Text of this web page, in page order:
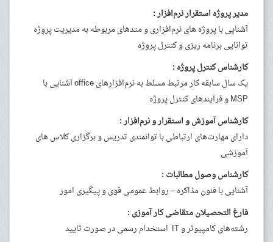
مدیر پروژه استقرار نرم‌افزار :
آشنایی با پروژه های نرم‌افزاری و متدهای مربوطه به مدیریت پروژه
توانایی برنامه ریزی و کنترل پروژه
کارشناس کنترل پروژه :
یک سال سابقه کار مرتبط مسلط به نرم‌افزارهای office آشنایی با
MSP و فرآیندهای کنترل پروژه
کارشناس آموزش و استقرار و نرم‌افزار :
دارای مهارت‌های ارتباطی با توانمندی تدریس و برگزاری کلاس های
آموزشی
کارشناس وصول مطالبات :
آشنایی با فنون مذاکره – روابط عمومی قوی و پیگیری امور
فارغ التحصیلان متقاضی کار آموزی :
رشته‌های کامپیوتر و IT استخدام رسمی در صورت تایید